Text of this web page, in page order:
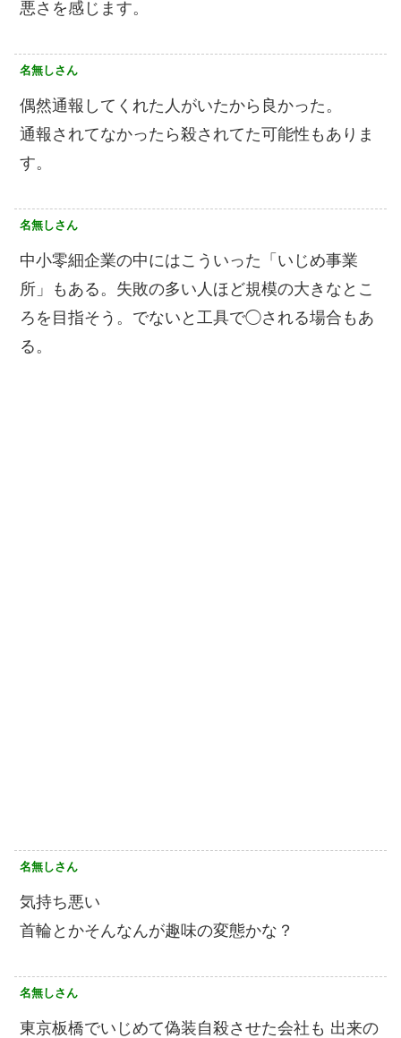
悪さを感じます。
名無しさん
偶然通報してくれた人がいたから良かった。
通報されてなかったら殺されてた可能性もありま
す。
名無しさん
中小零細企業の中にはこういった「いじめ事業
所」もある。失敗の多い人ほど規模の大きなとこ
ろを目指そう。でないと工具で◯される場合もあ
る。
名無しさん
気持ち悪い
首輪とかそんなんが趣味の変態かな？
名無しさん
東京板橋でいじめて偽装自殺させた会社も 出来の